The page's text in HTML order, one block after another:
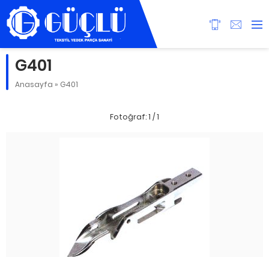
G401
Anasayfa » G401
Fotoğraf: 1 / 1